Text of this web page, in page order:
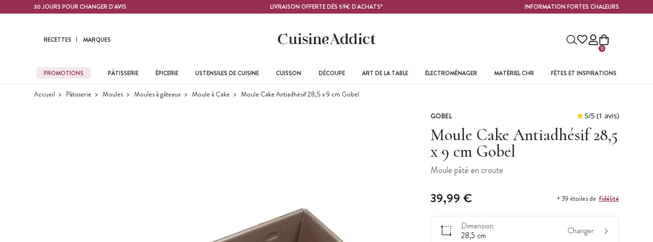
Contenu principal30 JOURS POUR CHANGER D'AVIS LIVRAISON OFFERTE DÈS 59€ D'ACHATS* INFORMATION FORTES CHALEURS
RECETTES MARQUES
0
PROMOTIONS PÂTISSERIE ÉPICERIE USTENSILES DE CUISINE CUISSON DÉCOUPE ART DE LA TABLE ÉLECTROMÉNAGER MATÉRIEL CHR FÊTES ET INSPIRATIONS
Accueil Pâtisserie Moules Moules à gâteaux Moule à Cake Moule Cake Antiadhésif 28,5 x 9 cm Gobel
GOBEL
Moule Cake Antiadhésif 28,5
x 9 cm Gobel
Moule pâté en croute
39,99 € + 39 étoiles de fidélité
Dimension
28,5 cm
Changer